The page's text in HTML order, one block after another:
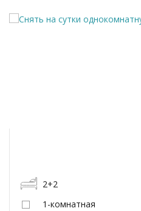
2+2
1-комнатная